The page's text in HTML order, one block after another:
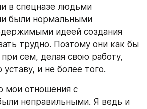
в спецназе людьми
были нормальными
идеей создания
трудно. Поэтому они как бы
при сем, делая свою работу,
и не более того.
отношения с
неправильными. Я ведь и